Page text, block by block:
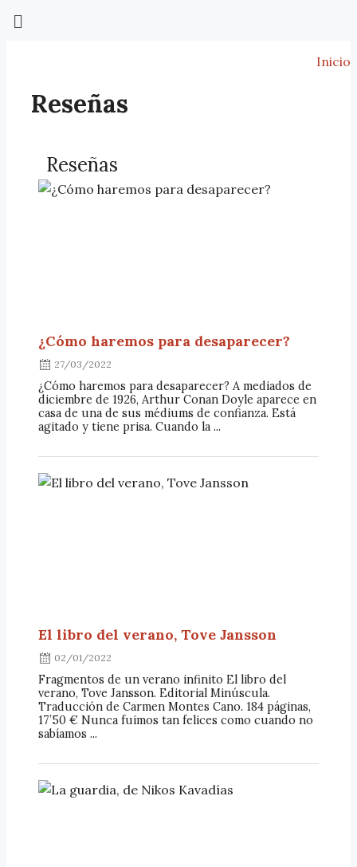
Inicio
Reseñas
Reseñas
¿Cómo haremos para desaparecer?
27/03/2022
¿Cómo haremos para desaparecer? A mediados de
diciembre de 1926, Arthur Conan Doyle aparece en
casa de una de sus médiums de confianza. Está
agitado y tiene prisa. Cuando la ...
El libro del verano, Tove Jansson
02/01/2022
Fragmentos de un verano infinito El libro del
verano, Tove Jansson. Editorial Minúscula.
Traducción de Carmen Montes Cano. 184 páginas,
17’50 € Nunca fuimos tan felices como cuando no
sabíamos ...